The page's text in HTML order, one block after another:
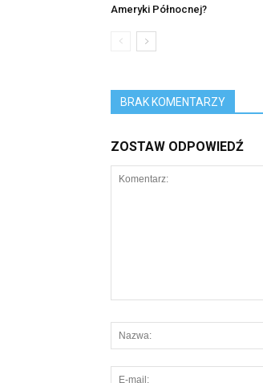
Ameryki Północnej?
BRAK KOMENTARZY
ZOSTAW ODPOWIEDŹ